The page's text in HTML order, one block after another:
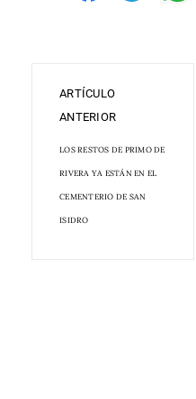
ARTÍCULO
ANTERIOR
LOS RESTOS DE PRIMO DE
RIVERA YA ESTÁN EN EL
CEMENTERIO DE SAN
ISIDRO